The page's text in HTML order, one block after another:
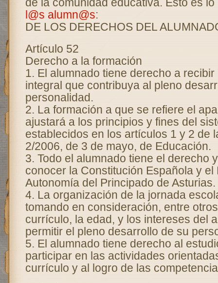
l@s alumn@s:
DE LOS DERECHOS DEL
Artículo 52
Derecho a la formación
1. El alumnado tiene derecho a
integral que contribuya al pleno
personalidad.
2. La formación a que se refiere el
ajustará a los principios y fines del
establecidos en los artículos 1 y 2 de
2/2006, de 3 de mayo, de Educación.
3. Todo el alumnado tiene el derecho
conocer la Constitución Española y el
Autonomía del Principado de Asturias.
4. La organización de la jornada
tomando en consideración, entre
currículo, la edad, y los intereses del
permitir el pleno desarrollo de su
5. El alumnado tiene derecho al
participar en las actividades
currículo y al logro de las